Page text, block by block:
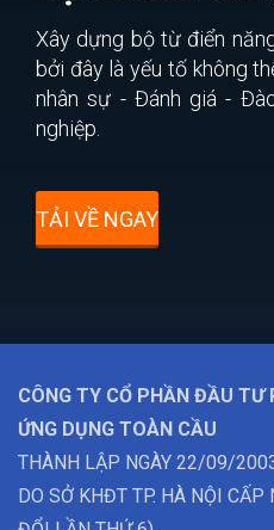
Xây dựng bộ từ điển
bởi đây là yếu tố không
nhân sự - Đánh giá -
nghiệp.
TẢI VỀ NGAY
CÔNG TY CỔ PHẦN ĐẦU TƯ
ỨNG DỤNG TOÀN CẦU
THÀNH LẬP NGÀY 22/09/
DO SỞ KHĐT TP. HÀ NỘI